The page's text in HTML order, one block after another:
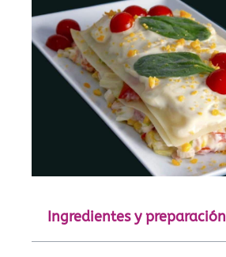
Ingredientes y